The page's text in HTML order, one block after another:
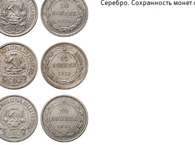
Серебро. Сохранность монет